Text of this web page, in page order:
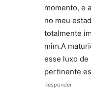
momento, e
no meu
totalmente
mim.A
esse luxo
pertinente
Responder